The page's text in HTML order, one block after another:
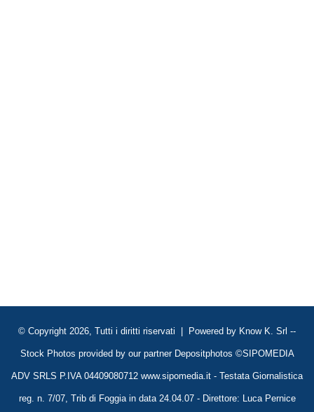
© Copyright 2026, Tutti i diritti riservati | Powered by Know K. Srl --
Stock Photos provided by our partner Depositphotos ©SIPOMEDIA
ADV SRLS P.IVA 04409080712 www.sipomedia.it - Testata Giornalistica
reg. n. 7/07, Trib di Foggia in data 24.04.07 - Direttore: Luca Pernice